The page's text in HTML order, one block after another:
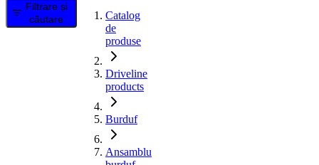
Filtrare și
căutare
Catalog
de
produse
Driveline
products
Burduf
Ansamblu